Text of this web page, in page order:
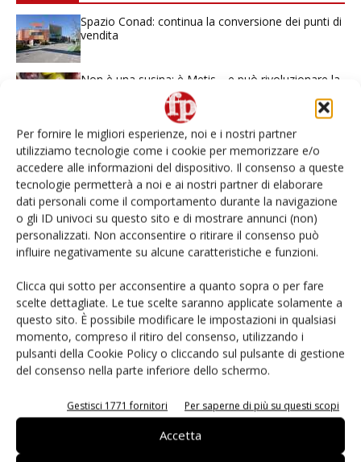
Per fornire le migliori esperienze, noi e i nostri partner
utilizziamo tecnologie come i cookie per memorizzare e/o
accedere alle informazioni del dispositivo. Il consenso a queste
tecnologie permetterà a noi e ai nostri partner di elaborare
dati personali come il comportamento durante la navigazione
o gli ID univoci su questo sito e di mostrare annunci (non)
personalizzati. Non acconsentire o ritirare il consenso può
influire negativamente su alcune caratteristiche e funzioni.
Clicca qui sotto per acconsentire a quanto sopra o per fare
scelte dettagliate. Le tue scelte saranno applicate solamente a
questo sito. È possibile modificare le impostazioni in qualsiasi
momento, compreso il ritiro del consenso, utilizzando i
pulsanti della Cookie Policy o cliccando sul pulsante di gestione
del consenso nella parte inferiore dello schermo.
Gestisci 1771 fornitori Per saperne di più su questi scopi
Accetta
Spazio Conad: continua la conversione dei punti di
vendita
Non è una susina: è Metis… e può rivoluzionare la
L’ortofrutta di Extra Supermercati tra localismo e
Ai #Repartofresh
Andamento prezzi ortofrutta in Italia al 27 luglio
2026
Agricola Don Camillo lancia il melone da cocktail
E-magazine